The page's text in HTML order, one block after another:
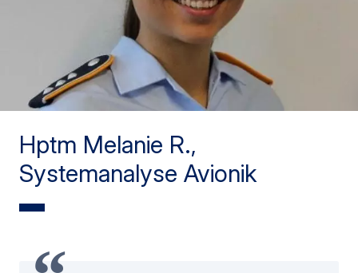
Hptm Melanie R.,
Systemanalyse Avionik